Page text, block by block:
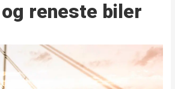
reneste biler